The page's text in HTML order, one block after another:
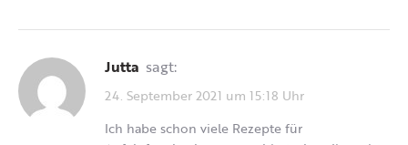
Jutta sagt:
24. September 2021 um 15:18 Uhr
Ich habe schon viele Rezepte für